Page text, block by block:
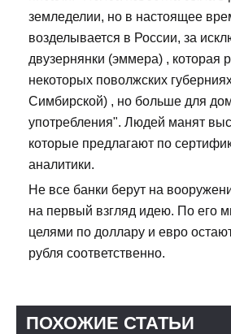
земледелии, но в настоящее
возделывается в России, за
двузернянки (эммера) , которая
некоторых поволжских
Симбирской) , но больше для
употребления". Людей манят
которые предлагают по
аналитики.
Не все банки берут на
на первый взгляд идею. По его
целями по доллару и евро
рубля соответственно.
ПОХОЖИЕ СТАТЬИ